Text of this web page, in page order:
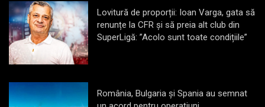
Lovitură de proporții: Ioan Varga, gata să
renunțe la CFR și să preia alt club din
SuperLigă: ”Acolo sunt toate condițiile”
România, Bulgaria și Spania au semnat